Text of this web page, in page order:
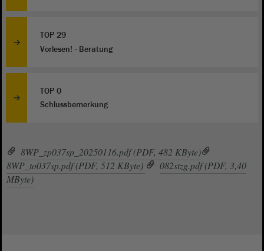
TOP 29
Vorlesen! - Beratung
TOP 0
Schlussbemerkung
8WP_zp037sp_20250116.pdf (PDF, 482 KByte)
8WP_to037sp.pdf (PDF, 512 KByte)
082stzg.pdf (PDF, 3,40
MByte)